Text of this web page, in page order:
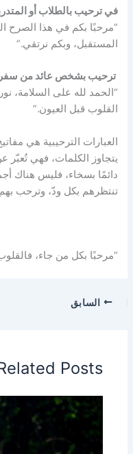
في ترحيب بالطلاب أو
“مرحبًا بكم في هذا الصرح
المستقبل، وبكم نرتقي.”
ترحيب بشخص عائد من
“الحمد لله على السلامة،
القلوب قبل العيون.”
العبارات الترحيبية هي
يتجاوز الكلمات، فهي تُعبّر
دائمًا بسخاء، فليس هناك
تنتظرهم بكل ودّ، وترحب
“مرحبًا بكل من جاء،
السابق
Posts